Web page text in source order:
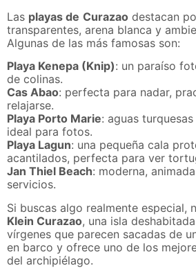
Las playas de Curazao destacan
transparentes, arena blanca y
Algunas de las más famosas son:
Playa Kenepa (Knip): un paraíso
de colinas.
Cas Abao: perfecta para nadar,
relajarse.
Playa Porto Marie: aguas
ideal para fotos.
Playa Lagun: una pequeña cala
acantilados, perfecta para ver
Jan Thiel Beach: moderna,
servicios.
Si buscas algo realmente especial,
Klein Curazao, una isla
vírgenes que parecen sacadas de
en barco y ofrece uno de los
del archipiélago.